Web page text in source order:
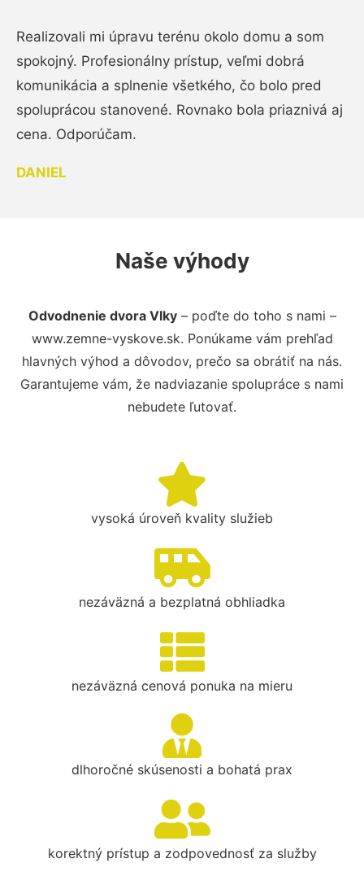
Realizovali mi úpravu terénu okolo domu a som
spokojný. Profesionálny prístup, veľmi dobrá
komunikácia a splnenie všetkého, čo bolo pred
spoluprácou stanovené. Rovnako bola priaznivá aj
cena. Odporúčam.
DANIEL
Naše výhody
Odvodnenie dvora Vlky– poďte do toho s nami –
www.zemne-vyskove.sk. Ponúkame vám prehľad
hlavných výhod a dôvodov, prečo sa obrátiť na nás.
Garantujeme vám, že nadviazanie spolupráce s nami
nebudete ľutovať.
vysoká úroveň kvality služieb
nezáväzná a bezplatná obhliadka
nezáväzná cenová ponuka na mieru
dlhoročné skúsenosti a bohatá prax
korektný prístup a zodpovednosť za služby